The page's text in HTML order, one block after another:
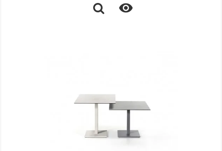
